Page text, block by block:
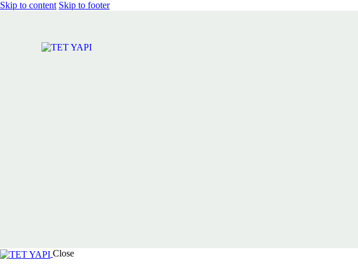
Skip to content Skip to footer
Close